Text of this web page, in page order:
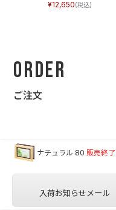
12,650
Order
ご注文
ナチュラル 80 販売終了
入荷お知らせメール